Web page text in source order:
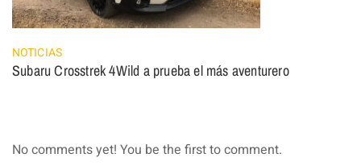
NOTICIAS
Subaru Crosstrek 4Wild a prueba el más aventurero
No comments yet! You be the first to comment.